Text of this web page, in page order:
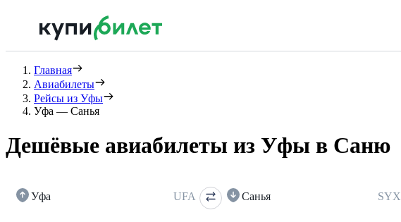
Главная
Авиабилеты
Рейсы из Уфы
Уфа — Санья
Дешёвые авиабилеты из Уфы в Саню
Уфа UFA Санья SYX